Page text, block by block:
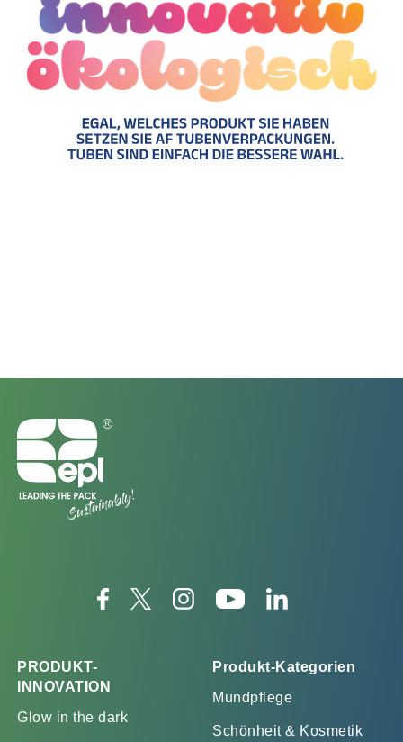
PRODUKT-
INNOVATION
Glow in the dark
Produkt-Kategorien
Mundpflege
Schönheit & Kosmetik